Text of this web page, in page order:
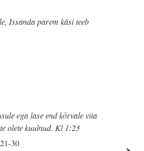
Issanda parem käsi teeb
ega lase end kõrvale viia
olete kuulnud. Kl 1:23
30